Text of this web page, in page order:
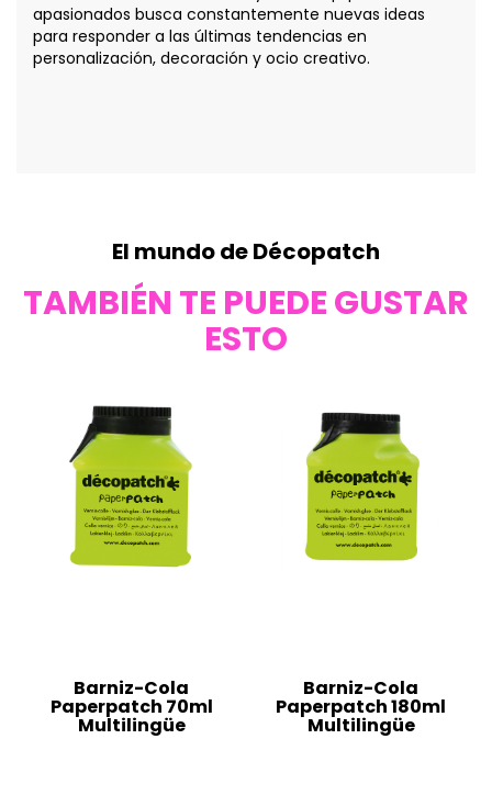
apasionados busca constantemente nuevas ideas
para responder a las últimas tendencias en
personalización, decoración y ocio creativo.
El mundo de Décopatch
TAMBIÉN TE PUEDE GUSTAR
ESTO
Barniz-Cola
Paperpatch 70ml
Multilingüe
Barniz-Cola
Paperpatch 180ml
Multilingüe